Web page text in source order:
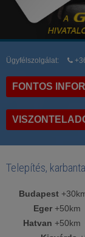
Ügyfélszolgálat:
FONTOS
Telepítés,
Budapest
Eger+50km
Hatvan +50km